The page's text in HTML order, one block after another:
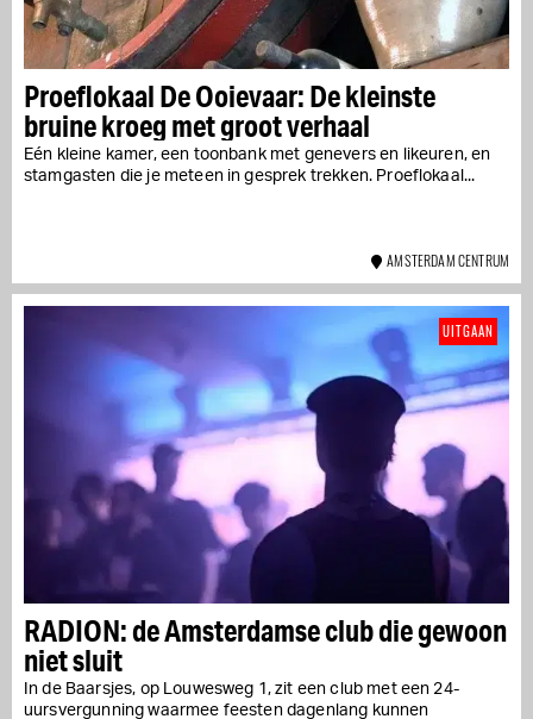
Proeflokaal De Ooievaar: De kleinste
bruine kroeg met groot verhaal
Eén kleine kamer, een toonbank met genevers en likeuren, en
stamgasten die je meteen in gesprek trekken. Proeflokaal...
AMSTERDAM CENTRUM
RADION: de Amsterdamse club die gewoon
niet sluit
In de Baarsjes, op Louwesweg 1, zit een club met een 24-
uursvergunning waarmee feesten dagenlang kunnen
UITGAAN